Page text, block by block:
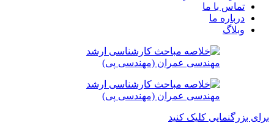
تماس با ما
درباره ما
وبلاگ
برای بزرگنمایی کلیک کنید